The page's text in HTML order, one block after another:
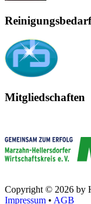
Reinigungsbedarf
Mitgliedschaften
Copyright © 2026 by
Impressum • AGB